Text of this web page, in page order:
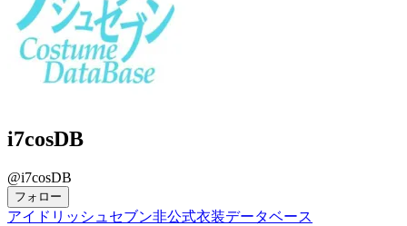
i7cosDB
@i7cosDB
フォロー
アイドリッシュセブン非公式衣装データベース